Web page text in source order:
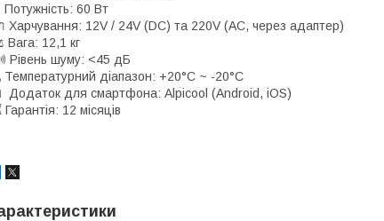
Потужність: 60 Вт
Харчування: 12V / 24V (DC) та 220V (AC, через адаптер)
Вага: 12,1 кг
Рівень шуму: <45 дБ
Температурний діапазон: +20°C ~ -20°C
Додаток для смартфона: Alpicool (Android, iOS)
Гарантія: 12 місяців